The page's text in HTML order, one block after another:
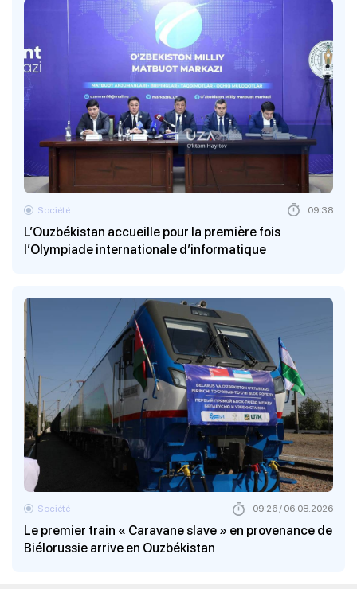
L’Ouzbékistan accueille pour la première fois
l’Olympiade internationale d’informatique
Société 09:38
Le premier train « Caravane slave » en provenance de
Biélorussie arrive en Ouzbékistan
Société 09:26 / 06.08.2026